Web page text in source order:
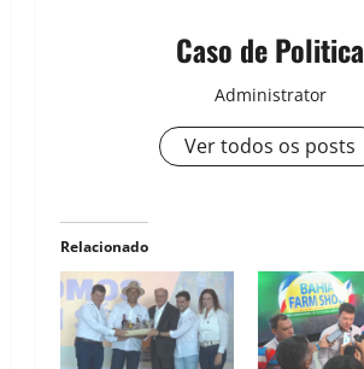
Caso de Politica
Administrator
Ver todos os posts
Relacionado